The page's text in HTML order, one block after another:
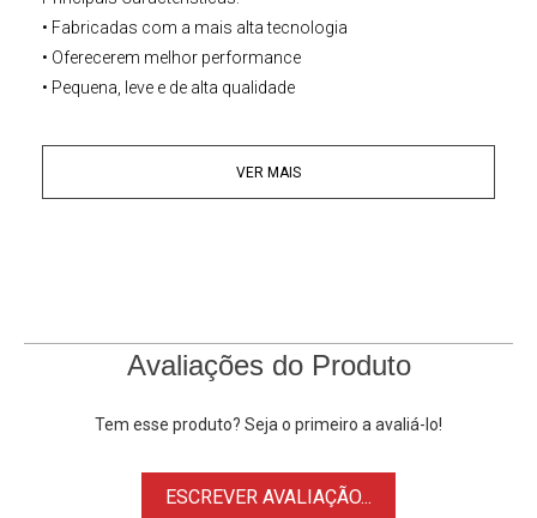
• Fabricadas com a mais alta tecnologia
• Oferecerem melhor performance
• Pequena, leve e de alta qualidade
• 100% compatível com osCarregadores Canon
Canon E65AS, E-65AS
Canon ES-4000, ES4000
Canon ES-410V, ES410V
VER MAIS
Avaliações do Produto
Tem esse produto? Seja o primeiro a avaliá-lo!
ESCREVER AVALIAÇÃO...